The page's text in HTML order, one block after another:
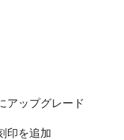
アップグレード
印を追加